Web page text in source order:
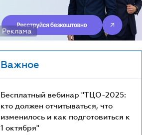
Реклама
Важное
Бесплатный вебинар "ТЦО-2025:
кто должен отчитываться, что
изменилось и как подготовиться к
1 октября"